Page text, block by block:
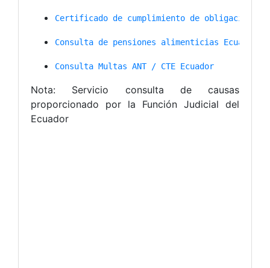
Certificado de cumplimiento de obligaciones
Consulta de pensiones alimenticias Ecuador
Consulta Multas ANT / CTE Ecuador
Nota: Servicio consulta de causas
proporcionado por la Función Judicial del
Ecuador